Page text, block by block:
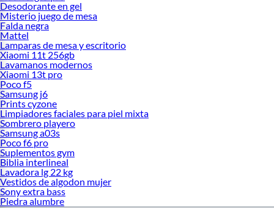
Desodorante en gel
Misterio juego de mesa
Falda negra
Mattel
Lamparas de mesa y escritorio
Xiaomi 11t 256gb
Lavamanos modernos
Xiaomi 13t pro
Poco f5
Samsung j6
Prints cyzone
Limpiadores faciales para piel mixta
Sombrero playero
Samsung a03s
Poco f6 pro
Suplementos gym
Biblia interlineal
Lavadora lg 22 kg
Vestidos de algodon mujer
Sony extra bass
Piedra alumbre